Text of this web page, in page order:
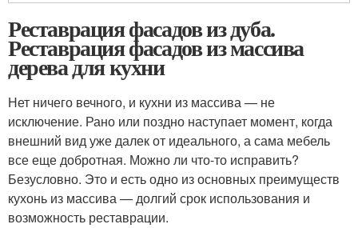
Реставрация фасадов из дуба.
Реставрация фасадов из массива
дерева для кухни
Нет ничего вечного, и кухни из массива — не
исключение. Рано или поздно наступает момент, когда
внешний вид уже далек от идеального, а сама мебель
все еще добротная. Можно ли что-то исправить?
Безусловно. Это и есть одно из основных преимуществ
кухонь из массива — долгий срок использования и
возможность реставрации.